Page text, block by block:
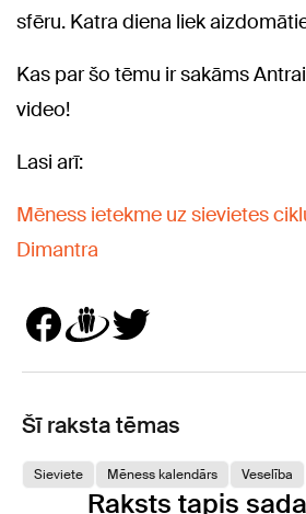
sfēru. Katra diena liek
Kas par šo tēmu ir sakāms
video!
Lasi arī:
Mēness ietekme uz sievietes
Dimantra
Šī raksta tēmas
Sieviete Mēness kalendārs Veselība
Raksts tapis